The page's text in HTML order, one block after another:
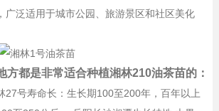
广泛适用于城市公园、旅游景区和社区美化
方都是非常适合种植湘林210油茶苗的：
27号寿命长：生长期100至200年，百年以上